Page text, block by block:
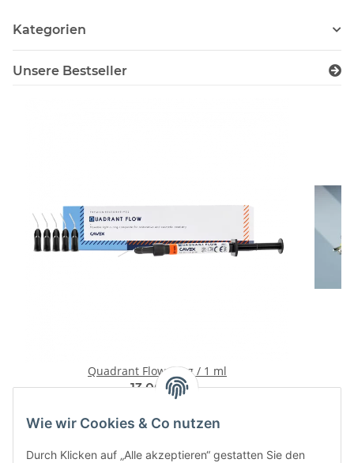
Kategorien
Unsere Bestseller
Quadrant Flow 1,8 g / 1 ml
13,00 €*
Wie wir Cookies & Co nutzen
Durch Klicken auf „Alle akzeptieren“ gestatten Sie den